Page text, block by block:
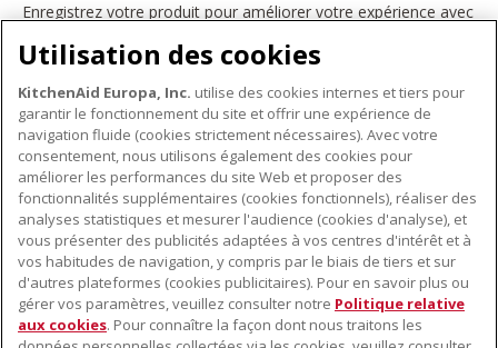
Enregistrez votre produit pour améliorer votre expérience avec
bénéficier d'offres et de promotions exclusives, recevoir des
conseils et des astuces, et bien plus encore.
INSCRIVEZ-VOUS DÈS À PRÉSENT
À PROPOS DE KITCHENAID
À propos de KitchenAid
Histoire de la marque
Communiqués de presse
NOS PRODUITS
Petits électroménagers
Matériel de cuisine
SERVICE CLIENT
Utilisation des cookies
KitchenAid Europa, Inc. utilise des cookies internes et tiers pour
garantir le fonctionnement du site et offrir une expérience de
navigation fluide (cookies strictement nécessaires). Avec votre
consentement, nous utilisons également des cookies pour
améliorer les performances du site Web et proposer des
fonctionnalités supplémentaires (cookies fonctionnels), réaliser des
analyses statistiques et mesurer l'audience (cookies d'analyse), et
vous présenter des publicités adaptées à vos centres d'intérêt et à
vos habitudes de navigation, y compris par le biais de tiers et sur
d'autres plateformes (cookies publicitaires). Pour en savoir plus ou
gérer vos paramètres, veuillez consulter notre Politique relative
aux cookies. Pour connaître la façon dont nous traitons les